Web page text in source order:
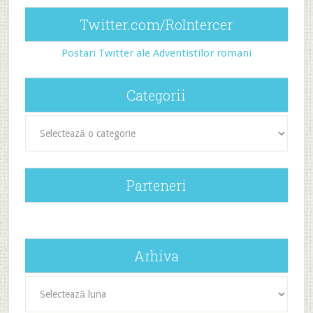
Twitter.com/RoIntercer
Postari Twitter ale Adventistilor romani
Categorii
Parteneri
Arhiva